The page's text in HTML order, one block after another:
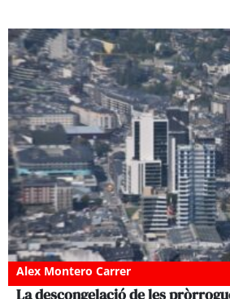
Alex Montero Carrer
La descongelació de les